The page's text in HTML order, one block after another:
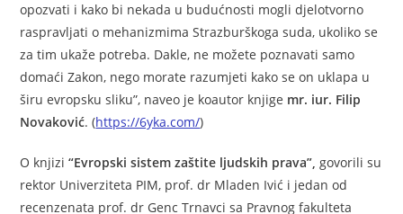
opozvati i kako bi nekada u budućnosti mogli djelotvorno
raspravljati o mehanizmima Strazburškoga suda, ukoliko se
za tim ukaže potreba. Dakle, ne možete poznavati samo
domaći Zakon, nego morate razumjeti kako se on uklapa u
širu evropsku sliku”, naveo je koautor knjige mr. iur. Filip
Novaković. (https://6yka.com/)
O knjizi“Evropski sistem zaštite ljudskih prava”, govorili su
rektor Univerziteta PIM, prof. dr Mladen Ivić i jedan od
recenzenata prof. dr Genc Trnavci sa Pravnog fakulteta